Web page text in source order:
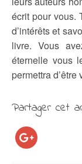
écrit pour vous.
d’intérêts et
livre. Vous
éternelle vous
permettra
Partager cet